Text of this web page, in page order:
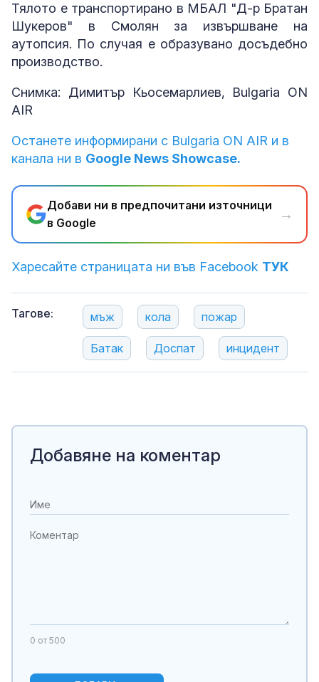
Тялото е транспортирано в МБАЛ "Д-р Братан
Шукеров" в Смолян за извършване на
аутопсия. По случая е образувано досъдебно
производство.
Снимка: Димитър Кьосемарлиев, Bulgaria ON
AIR
Останете информирани с Bulgaria ON AIR и в
канала ни в Google News Showcase.
Добави ни в предпочитани източници
в Google
→
Харесайте страницата ни във Facebook ТУК
Тагове: мъж кола пожар
Батак Доспат инцидент
Добавяне на коментар
0 от 500